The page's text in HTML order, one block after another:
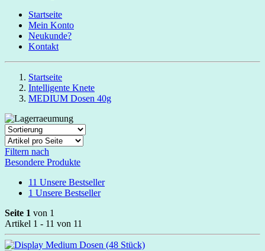
Startseite
Mein Konto
Neukunde?
Kontakt
Startseite
Intelligente Knete
MEDIUM Dosen 40g
Filtern nach
Besondere Produkte
11 Unsere Bestseller
1 Unsere Bestseller
Seite 1 von 1
Artikel 1 - 11 von 11